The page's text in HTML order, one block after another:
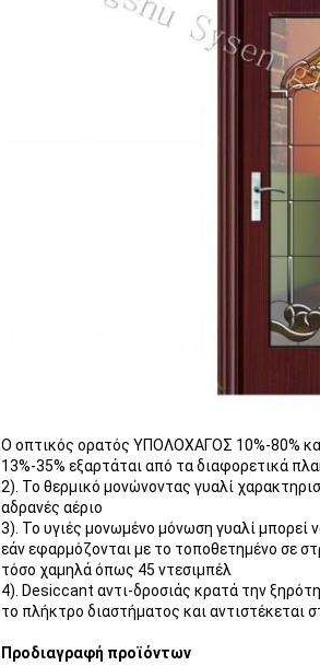
Ο οπτικός ορατός ΥΠΟΛΟΧΑΓΟΣ 10%-80%
13%-35% εξαρτάται από τα διαφορετικά
2). Το θερμικό μονώνοντας γυαλί
αδρανές αέριο
3). Το υγιές μονωμένο μόνωση γυαλί μπορεί
εάν εφαρμόζονται με το τοποθετημένο σε
τόσο χαμηλά όπως 45 ντεσιμπέλ
4). Desiccant αντι-δροσιάς κρατά την
το πλήκτρο διαστήματος και αντιστέκεται
Προδιαγραφή προϊόντων